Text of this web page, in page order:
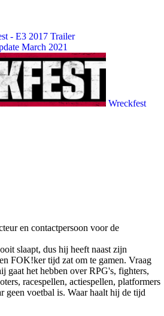
- E3 2017 Trailer
March 2021
Wreckfest
en contactpersoon voor de
slaapt, dus hij heeft naast zijn
FOK!ker tijd zat om te gamen. Vraag
gaat het hebben over RPG's, fighters,
racespellen, actiespellen, platformers
geen voetbal is. Waar haalt hij de tijd